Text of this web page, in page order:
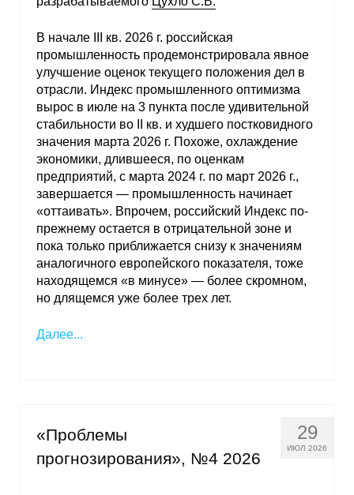
Конкурсы и вакансии
Контакты
В начале III кв. 2026 г. российская
промышленность продемонстрировала явное
улучшение оценок текущего положения дел в
отрасли. Индекс промышленного оптимизма
вырос в июле на 3 пункта после удивительной
стабильности во II кв. и худшего постковидного
значения марта 2026 г. Похоже, охлаждение
экономики, длившееся, по оценкам
предприятий, с марта 2024 г. по март 2026 г.,
завершается — промышленность начинает
«оттаивать». Впрочем, российский Индекс по-
прежнему остается в отрицательной зоне и
пока только приближается снизу к значениям
аналогичного европейского показателя, тоже
находящемся «в минусе» — более скромном,
но длящемся уже более трех лет.
Далее...
29
ИЮЛ 2026
«Проблемы
прогнозирования», №4 2026